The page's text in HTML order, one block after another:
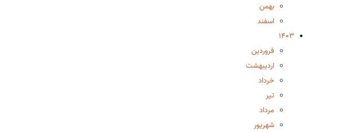
بهمن
اسفند
1403
فروردین
اردیبهشت
خرداد
تیر
مرداد
شهریور